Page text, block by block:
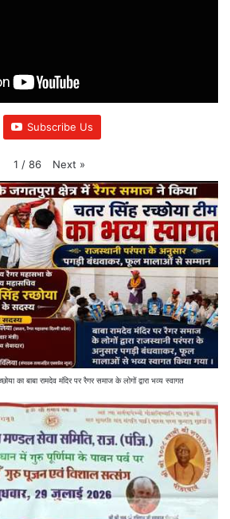
Subscribe Us
1 / 86 Next »
का बाबा रामदेव मंदिर पर रैगर समाज के लोगों द्वारा भव्य स्वागत